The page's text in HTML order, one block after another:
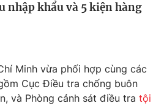
nhập khẩu và 5 kiện hàng
Minh vừa phối hợp cùng các
Cục Điều tra chống buôn
và Phòng cảnh sát điều tra tội